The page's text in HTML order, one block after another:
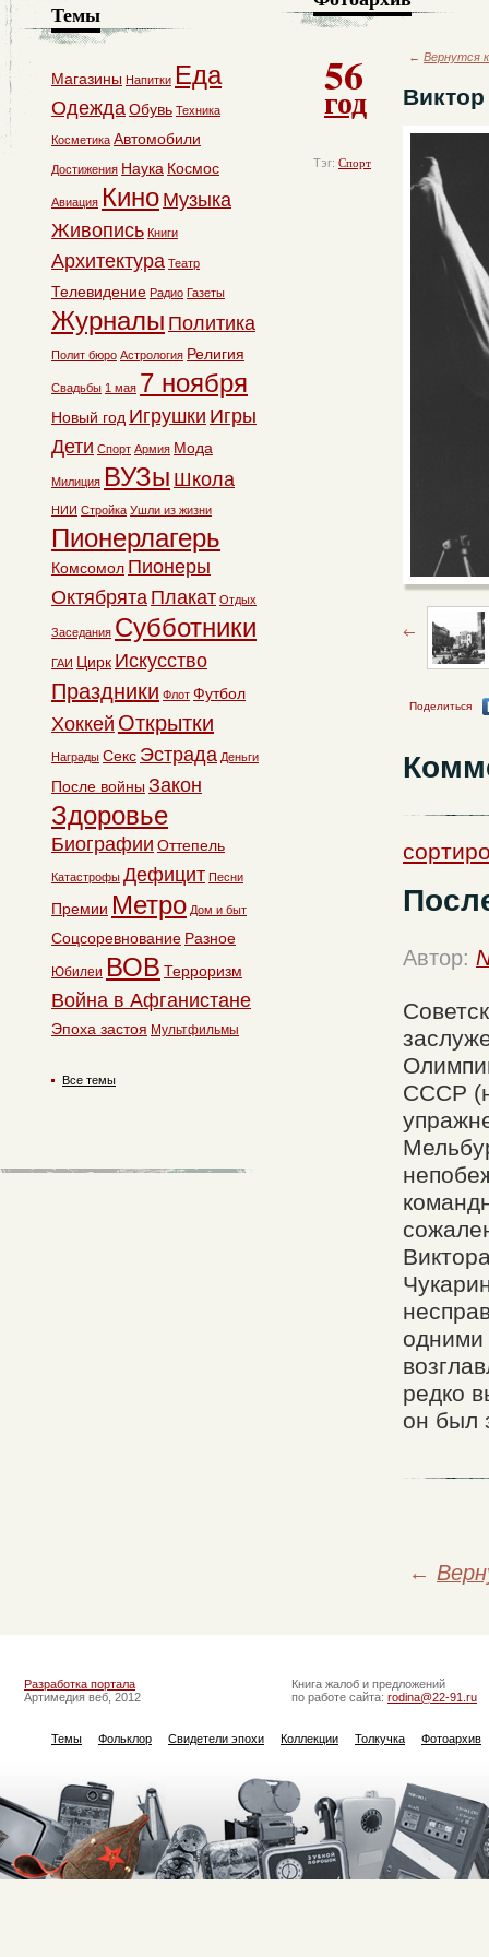
56
год
Тэг: Спорт
← Вернутся
Поделиться
Автор:
СССР
одними
редко
он был
←
Темы
Магазины Напитки Еда
ОдеждаОбувь Техника
Косметика Автомобили
Достижения Наука Космос
Авиация Кино Музыка
Живопись Книги
Архитектура Театр
Телевидение Радио Газеты
Журналы Политика
Полит бюро Астрология Религия
Свадьбы 1 мая 7 ноября
Новый год Игрушки Игры
Дети Спорт Армия Мода
Милиция ВУЗы Школа
НИИ Стройка Ушли из жизни
Пионерлагерь
Комсомол Пионеры
Октябрята Плакат Отдых
Заседания Субботники
ГАИ Цирк Искусство
Праздники Флот Футбол
Хоккей Открытки
Награды Секс Эстрада Деньги
После войны Закон
Здоровье
Биографии Оттепель
Катастрофы Дефицит Песни
Премии Метро Дом и быт
Соцсоревнование Разное
Юбилеи ВОВ Терроризм
Война в Афганистане
Эпоха застоя Мультфильмы
Все темы
Разработка портала
Артимедия веб, 2012
Книга жалоб и предложений
по работе сайта: rodina@22-91.ru
Темы Фольклор Свидетели эпохи Коллекции Толкучка Фотоархив